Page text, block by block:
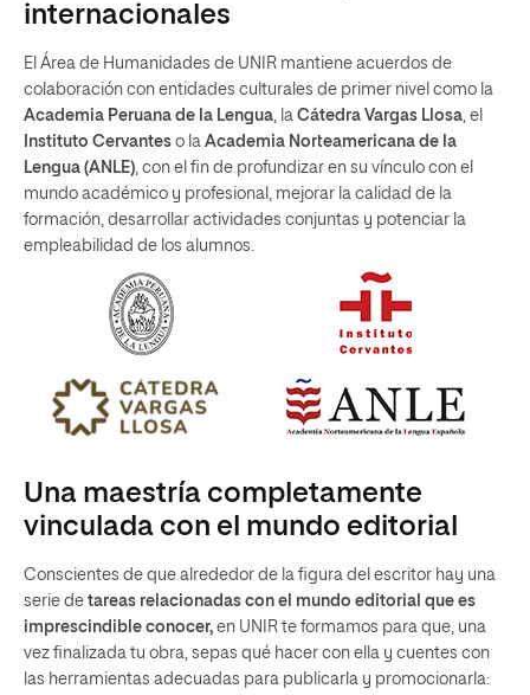
internacionales
El Área de Humanidades de UNIR mantiene acuerdos de
colaboración con entidades culturales de primer nivel como la
Academia Peruana de la Lengua, la Cátedra Vargas Llosa, el
Instituto Cervantes o la Academia Norteamericana de la
Lengua (ANLE), con el fin de profundizar en su vínculo con el
mundo académico y profesional, mejorar la calidad de la
formación, desarrollar actividades conjuntas y potenciar la
empleabilidad de los alumnos.
Una maestría completamente
vinculada con el mundo editorial
Conscientes de que alrededor de la figura del escritor hay una
serie de tareas relacionadas con el mundo editorial que es
imprescindible conocer, en UNIR te formamos para que, una
vez finalizada tu obra, sepas qué hacer con ella y cuentes con
las herramientas adecuadas para publicarla y promocionarla: